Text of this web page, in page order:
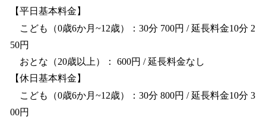
【平日基本料金】
こども（0歳6か月~12歳）：30分 700円 / 延長料金10分 2
50円
おとな（20歳以上）： 600円 / 延長料金なし
【休日基本料金】
こども（0歳6か月~12歳）：30分 800円 / 延長料金10分 3
00円